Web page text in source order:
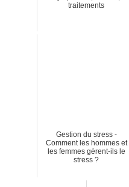
traitements
Gestion du stress -
Comment les hommes et
les femmes gèrent-ils le
stress ?